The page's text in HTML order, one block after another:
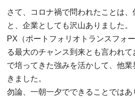
さて、コロナ禍で問われたことは、
と、企業としても沢山ありました。
PX（ポートフォリオトランスフォ
る最大のチャンス到来とも言われて
で培ってきた強みを活かして、他
きました。
勿論、一朝一夕でできることでは